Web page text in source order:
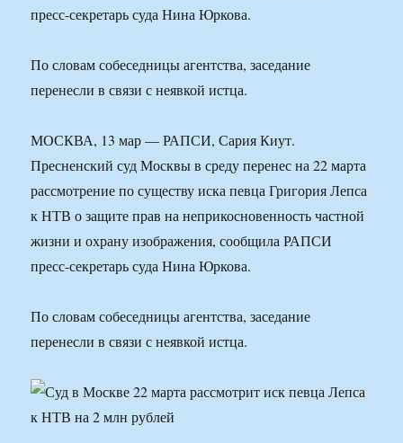
пресс-секретарь суда Нина Юркова.
По словам собеседницы агентства, заседание
перенесли в связи с неявкой истца.
МОСКВА, 13 мар — РАПСИ, Сария Киут.
Пресненский суд Москвы в среду перенес на 22 марта
рассмотрение по существу иска певца Григория Лепса
к НТВ о защите прав на неприкосновенность частной
жизни и охрану изображения, сообщила РАПСИ
пресс-секретарь суда Нина Юркова.
По словам собеседницы агентства, заседание
перенесли в связи с неявкой истца.